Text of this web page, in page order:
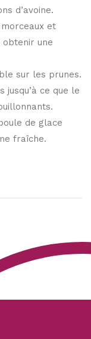
d’avoine.
et
obtenir une
sur les prunes.
jusqu’à ce que le
de glace
fraîche.